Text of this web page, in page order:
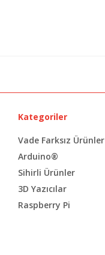
Kategoriler
Vade Farksız Ürünler
Arduino®
Sihirli Ürünler
3D Yazıcılar
Raspberry Pi